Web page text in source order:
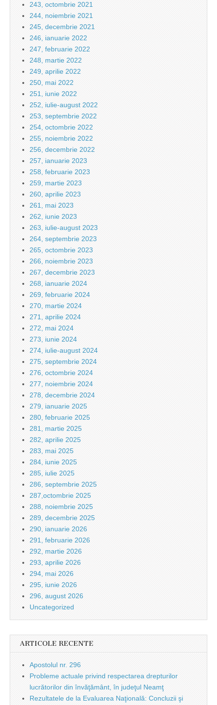
243, octombrie 2021
244, noiembrie 2021
245, decembrie 2021
246, ianuarie 2022
247, februarie 2022
248, martie 2022
249, aprilie 2022
250, mai 2022
251, iunie 2022
252, iulie-august 2022
253, septembrie 2022
254, octombrie 2022
255, noiembrie 2022
256, decembrie 2022
257, ianuarie 2023
258, februarie 2023
259, martie 2023
260, aprilie 2023
261, mai 2023
262, iunie 2023
263, iulie-august 2023
264, septembrie 2023
265, octombrie 2023
266, noiembrie 2023
267, decembrie 2023
268, ianuarie 2024
269, februarie 2024
270, martie 2024
271, aprilie 2024
272, mai 2024
273, iunie 2024
274, iulie-august 2024
275, septembrie 2024
276, octombrie 2024
277, noiembrie 2024
278, decembrie 2024
279, ianuarie 2025
280, februarie 2025
281, martie 2025
282, aprilie 2025
283, mai 2025
284, iunie 2025
285, iulie 2025
286, septembrie 2025
287,octombrie 2025
288, noiembrie 2025
289, decembrie 2025
290, ianuarie 2026
291, februarie 2026
292, martie 2026
293, aprilie 2026
294, mai 2026
295, iunie 2026
296, august 2026
Uncategorized
ARTICOLE RECENTE
Apostolul nr. 296
Probleme actuale privind respectarea drepturilor
lucrătorilor din învăţământ, în judeţul Neamţ
Rezultatele de la Evaluarea Naţională: Concluzii şi